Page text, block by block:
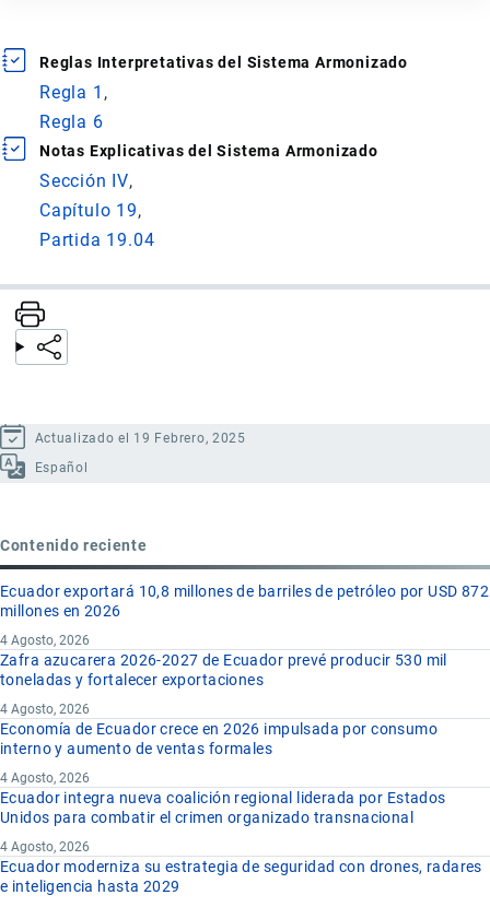
Reglas Interpretativas del Sistema Armonizado
Regla 1
Regla 6
Notas Explicativas del Sistema Armonizado
Sección IV
Capítulo 19
Partida 19.04
Actualizado el 19 Febrero, 2025
Español
Contenido reciente
Ecuador exportará 10,8 millones de barriles de petróleo por USD 872
millones en 2026
4 Agosto, 2026
Zafra azucarera 2026-2027 de Ecuador prevé producir 530 mil
toneladas y fortalecer exportaciones
4 Agosto, 2026
Economía de Ecuador crece en 2026 impulsada por consumo
interno y aumento de ventas formales
4 Agosto, 2026
Ecuador integra nueva coalición regional liderada por Estados
Unidos para combatir el crimen organizado transnacional
4 Agosto, 2026
Ecuador moderniza su estrategia de seguridad con drones, radares
e inteligencia hasta 2029